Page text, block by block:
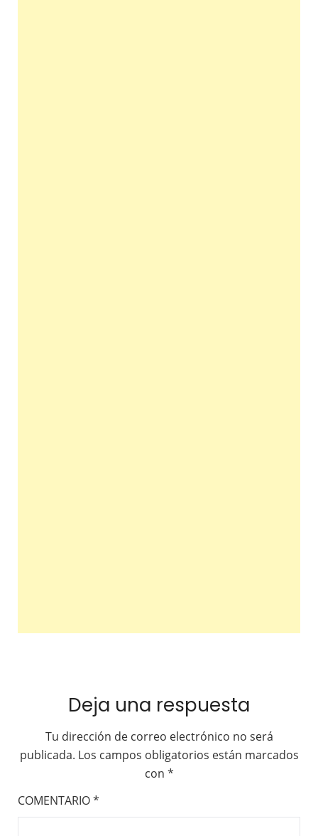
Deja una respuesta
Tu dirección de correo electrónico no será
publicada. Los campos obligatorios están marcados
con *
COMENTARIO*